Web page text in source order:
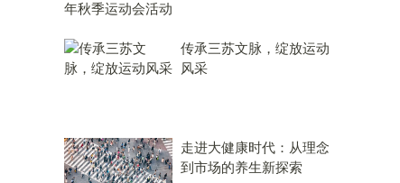
传承三苏文脉，绽放运动
风采
走进大健康时代：从理念
到市场的养生新探索